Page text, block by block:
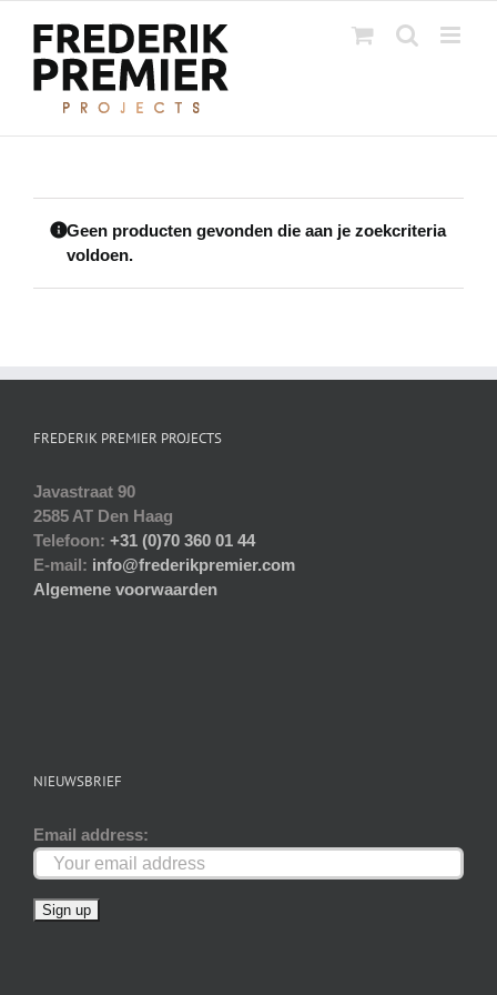
inhoud
Geen producten gevonden die aan je zoekcriteria
voldoen.
FREDERIK PREMIER PROJECTS
Javastraat 90
2585 AT Den Haag
Telefoon: +31 (0)70 360 01 44
E-mail: info@frederikpremier.com
Algemene voorwaarden
NIEUWSBRIEF
Email address: